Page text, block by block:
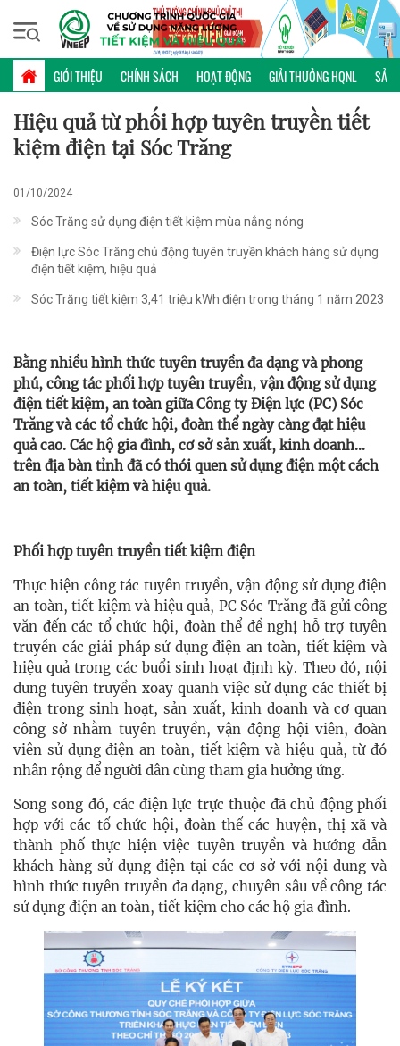
GIỚI THIỆU CHÍNH SÁCH HOẠT ĐỘNG GIẢI THƯỞNG HQNL SẢN
Thứ năm, 06/08/2026 | 17:21 GMT+7
KINH NGHIỆM TRIỂN KHAI
Hiệu quả từ phối hợp tuyên truyền tiết
kiệm điện tại Sóc Trăng
01/10/2024
Sóc Trăng sử dụng điện tiết kiệm mùa nắng nóng
Điện lực Sóc Trăng chủ động tuyên truyền khách hàng sử dụng
điện tiết kiệm, hiệu quả
Sóc Trăng tiết kiệm 3,41 triệu kWh điện trong tháng 1 năm 2023
Bằng nhiều hình thức tuyên truyền đa dạng và phong
phú, công tác phối hợp tuyên truyền, vận động sử dụng
điện tiết kiệm, an toàn giữa Công ty Điện lực (PC) Sóc
Trăng và các tổ chức hội, đoàn thể ngày càng đạt hiệu
quả cao. Các hộ gia đình, cơ sở sản xuất, kinh doanh…
trên địa bàn tỉnh đã có thói quen sử dụng điện một cách
an toàn, tiết kiệm và hiệu quả.
Phối hợp tuyên truyền tiết kiệm điện
Thực hiện công tác tuyên truyền, vận động sử dụng điện
an toàn, tiết kiệm và hiệu quả, PC Sóc Trăng đã gửi công
văn đến các tổ chức hội, đoàn thể đề nghị hỗ trợ tuyên
truyền các giải pháp sử dụng điện an toàn, tiết kiệm và
hiệu quả trong các buổi sinh hoạt định kỳ. Theo đó, nội
dung tuyên truyền xoay quanh việc sử dụng các thiết bị
điện trong sinh hoạt, sản xuất, kinh doanh và cơ quan
công sở nhằm tuyên truyền, vận động hội viên, đoàn
viên sử dụng điện an toàn, tiết kiệm và hiệu quả, từ đó
nhân rộng để người dân cùng tham gia hưởng ứng.
Song song đó, các điện lực trực thuộc đã chủ động phối
hợp với các tổ chức hội, đoàn thể các huyện, thị xã và
thành phố thực hiện việc tuyên truyền và hướng dẫn
khách hàng sử dụng điện tại các cơ sở với nội dung và
hình thức tuyên truyền đa dạng, chuyên sâu về công tác
sử dụng điện an toàn, tiết kiệm cho các hộ gia đình.